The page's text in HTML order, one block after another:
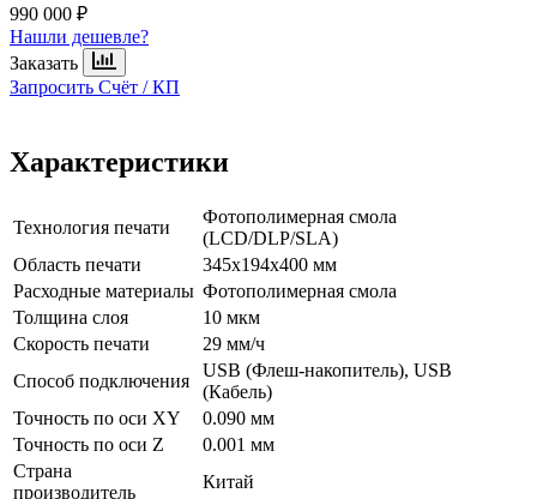
990 000 ₽
Нашли дешевле?
Заказать
Запросить Счёт / КП
Характеристики
Технология печати
Фотополимерная смола
(LCD/DLP/SLA)
Область печати
345x194x400 мм
Расходные материалы Фотополимерная смола
Толщина слоя
10 мкм
Скорость печати
29 мм/ч
Способ подключения
USB (Флеш-накопитель), USB
(Кабель)
Точность по оси XY
0.090 мм
Точность по оси Z
0.001 мм
Страна
производитель
Китай